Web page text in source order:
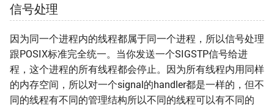
信号处理
因为同一个进程内的线程都属于同一个进程，所以信号处理
跟POSIX标准完全统一。当你发送一个SIGSTP信号给进
程，这个进程的所有线程都会停止。因为所有线程内用同样
的内存空间，所以对一个signal的handler都是一样的，但不
同的线程有不同的管理结构所以不同的线程可以有不同的